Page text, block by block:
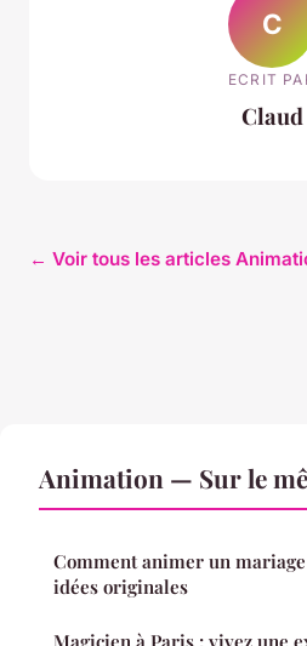
C
ECRIT
Claud
← Voir tous les articles
Animation — Sur le
Comment animer un
idées originales